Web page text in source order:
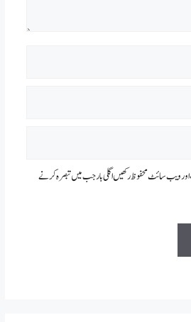
اور ویب سائٹ محفوظ رکھیں اگلی بار جب میں تبصرہ کرنے